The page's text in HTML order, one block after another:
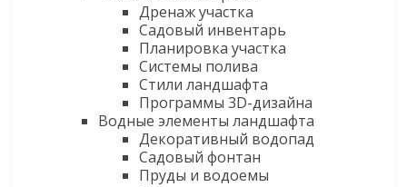
Дренаж участка
Садовый инвентарь
Планировка участка
Системы полива
Стили ландшафта
Программы 3D-дизайна
Водные элементы ландшафта
Декоративный водопад
Садовый фонтан
Пруды и водоемы